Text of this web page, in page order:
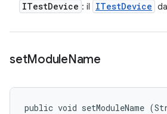
ITestDevice : il ITestDevice
setModuleName
public void setModuleName